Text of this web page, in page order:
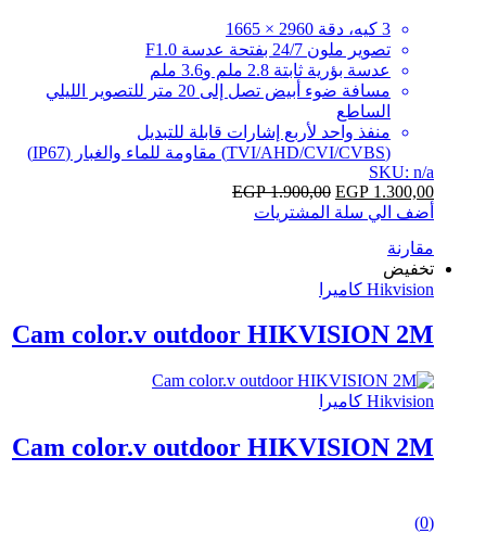
3 كيه، دقة 2960 × 1665
تصوير ملون 24/7 بفتحة عدسة F1.0
عدسة بؤرية ثابتة 2.8 ملم و3.6 ملم
مسافة ضوء أبيض تصل إلى 20 متر للتصوير الليلي
الساطع
منفذ واحد لأربع إشارات قابلة للتبديل
(TVI/AHD/CVI/CVBS) مقاومة للماء والغبار (IP67)
SKU: n/a
EGP 1.300,00
EGP1.900,00
أضف الي سلة المشتريات
مقارنة
تخفيض
Hikvision كاميرا
Cam color.v outdoor HIKVISION 2M
Hikvision كاميرا
Cam color.v outdoor HIKVISION 2M
(0)